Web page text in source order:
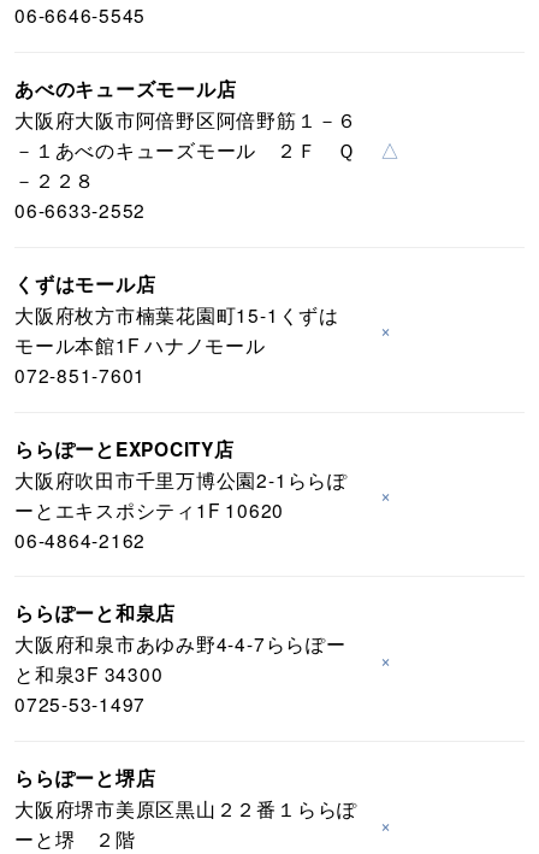
06-6646-5545
あべのキューズモール店
大阪府大阪市阿倍野区阿倍野筋１－６
－１あべのキューズモール ２Ｆ Ｑ
－２２８
06-6633-2552
△
くずはモール店
大阪府枚方市楠葉花園町15-1くずは
モール本館1F ハナノモール
072-851-7601
×
ららぽーとEXPOCITY店
大阪府吹田市千里万博公園2-1ららぽ
ーとエキスポシティ1F 10620
06-4864-2162
×
ららぽーと和泉店
大阪府和泉市あゆみ野4-4-7ららぽー
と和泉3F 34300
0725-53-1497
×
ららぽーと堺店
大阪府堺市美原区黒山２２番１ららぽ
ーと堺 ２階
×